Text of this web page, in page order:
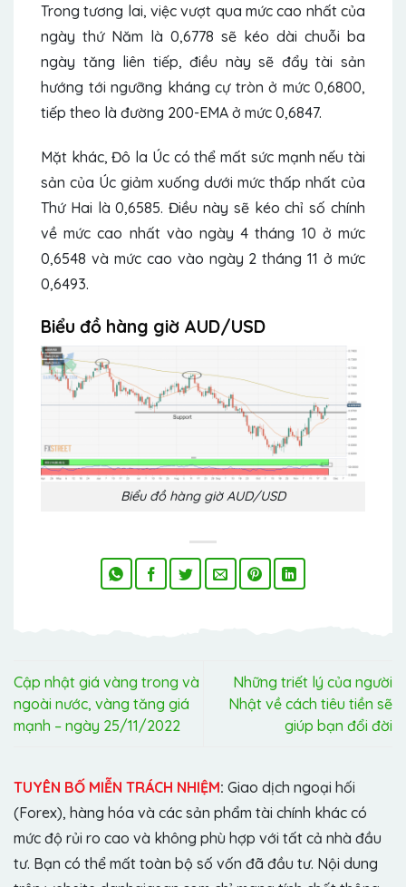
Trong tương lai, việc vượt qua mức cao nhất của
ngày thứ Năm là 0,6778 sẽ kéo dài chuỗi ba
ngày tăng liên tiếp, điều này sẽ đẩy tài sản
hướng tới ngưỡng kháng cự tròn ở mức 0,6800,
tiếp theo là đường 200-EMA ở mức 0,6847.
Mặt khác, Đô la Úc có thể mất sức mạnh nếu tài
sản của Úc giảm xuống dưới mức thấp nhất của
Thứ Hai là 0,6585. Điều này sẽ kéo chỉ số chính
về mức cao nhất vào ngày 4 tháng 10 ở mức
0,6548 và mức cao vào ngày 2 tháng 11 ở mức
0,6493.
Biểu đồ hàng giờ AUD/USD
Biểu đồ hàng giờ AUD/USD
Cập nhật giá vàng trong và
ngoài nước, vàng tăng giá
mạnh – ngày 25/11/2022
Những triết lý của người
Nhật về cách tiêu tiền sẽ
giúp bạn đổi đời
TUYÊN BỐ MIỄN TRÁCH NHIỆM: Giao dịch ngoại hối
(Forex), hàng hóa và các sản phẩm tài chính khác có
mức độ rủi ro cao và không phù hợp với tất cả nhà đầu
tư. Bạn có thể mất toàn bộ số vốn đã đầu tư. Nội dung